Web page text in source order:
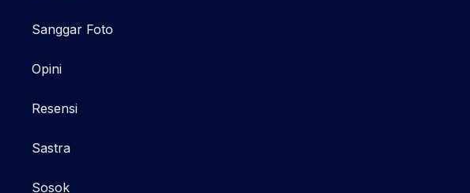
Sanggar Foto
Opini
Resensi
Sastra
Sosok